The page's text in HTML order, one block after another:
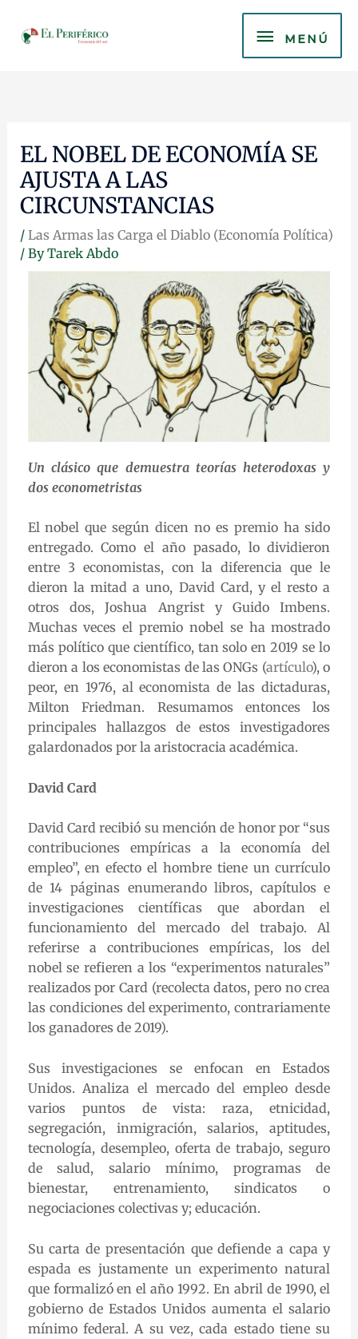
content
MENÚ
MENÚ
EL NOBEL DE ECONOMÍA SE
AJUSTA A LAS
CIRCUNSTANCIAS
/ Las Armas las Carga el Diablo (Economía Política)
/ ByTarek Abdo
Un clásico que demuestra teorías heterodoxas y
dos econometristas
El nobel que según dicen no es premio ha sido
entregado. Como el año pasado, lo dividieron
entre 3 economistas, con la diferencia que le
dieron la mitad a uno, David Card, y el resto a
otros dos, Joshua Angrist y Guido Imbens.
Muchas veces el premio nobel se ha mostrado
más político que científico, tan solo en 2019 se lo
dieron a los economistas de las ONGs (artículo), o
peor, en 1976, al economista de las dictaduras,
Milton Friedman. Resumamos entonces los
principales hallazgos de estos investigadores
galardonados por la aristocracia académica.
David Card
David Card recibió su mención de honor por “sus
contribuciones empíricas a la economía del
empleo”, en efecto el hombre tiene un currículo
de 14 páginas enumerando libros, capítulos e
investigaciones científicas que abordan el
funcionamiento del mercado del trabajo. Al
referirse a contribuciones empíricas, los del
nobel se refieren a los “experimentos naturales”
realizados por Card (recolecta datos, pero no crea
las condiciones del experimento, contrariamente
los ganadores de 2019).
Sus investigaciones se enfocan en Estados
Unidos. Analiza el mercado del empleo desde
varios puntos de vista: raza, etnicidad,
segregación, inmigración, salarios, aptitudes,
tecnología, desempleo, oferta de trabajo, seguro
de salud, salario mínimo, programas de
bienestar, entrenamiento, sindicatos o
negociaciones colectivas y; educación.
Su carta de presentación que defiende a capa y
espada es justamente un experimento natural
que formalizó en el año 1992. En abril de 1990, el
gobierno de Estados Unidos aumenta el salario
mínimo federal. A su vez, cada estado tiene su